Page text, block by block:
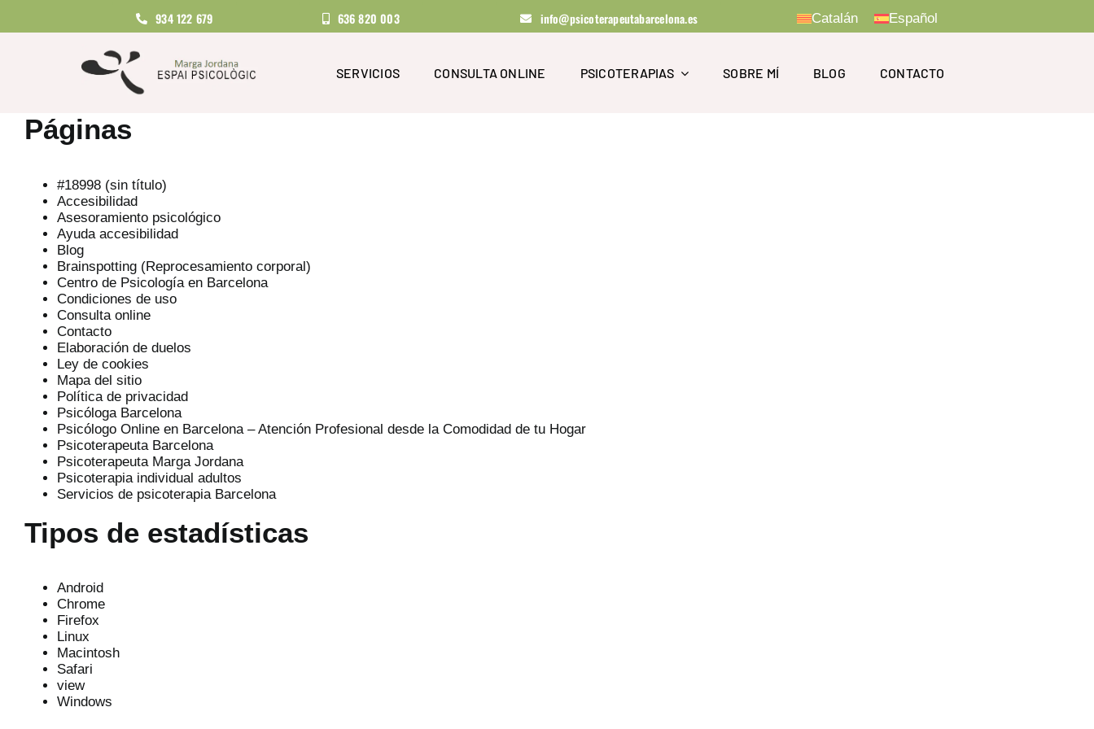
934 122 679 636 820 003 info@psicoterapeutabarcelona.es Catalán Español
SERVICIOS CONSULTA ONLINE PSICOTERAPIAS SOBRE MÍ BLOG CONTACTO
Páginas
#18998 (sin título)
Accesibilidad
Asesoramiento psicológico
Ayuda accesibilidad
Blog
Brainspotting (Reprocesamiento corporal)
Centro de Psicología en Barcelona
Condiciones de uso
Consulta online
Contacto
Elaboración de duelos
Ley de cookies
Mapa del sitio
Política de privacidad
Psicóloga Barcelona
Psicólogo Online en Barcelona – Atención Profesional desde la Comodidad de tu Hogar
Psicoterapeuta Barcelona
Psicoterapeuta Marga Jordana
Psicoterapia individual adultos
Servicios de psicoterapia Barcelona
Tipos de estadísticas
Android
Chrome
Firefox
Linux
Macintosh
Safari
view
Windows